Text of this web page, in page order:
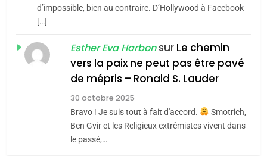
Accords d’Isaac:
l’alliance pourrait
s’étendre à 13 pays
d’Amérique latine
ISRAÉL JUDAISME
2025, l’année la plus
meurtrière selon le
d’impossible, bien au contraire. D’Hollywood à Facebook
[…]
Esther Eva Harbonsur Le chemin
vers la paix ne peut pas être pavé
de mépris – Ronald S. Lauder
30 octobre 2025
Bravo ! Je suis tout à fait d'accord.
Smotrich,
Ben Gvir et les Religieux extrêmistes vivent dans
le passé,…
CE QUI NOUS MANQUE –
JUDAISME
Maroc : Les amandes de
Tafraout, le miel de Tadla
Azilal consacrés produits
du terroir
DAFINA MAROC